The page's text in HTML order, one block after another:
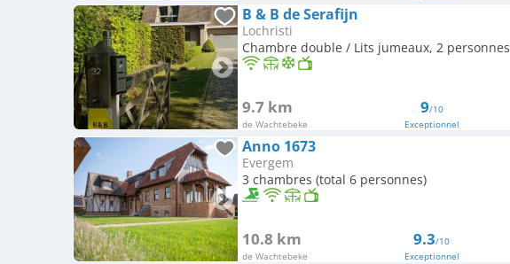
B & B de Serafijn
Lochristi
Chambre double / Lits jumeaux, 2 personnes
9.7 km
de Wachtebeke
9/10
Exceptionnel
Anno 1673
Evergem
3 chambres (total 6 personnes)
10.8 km
de Wachtebeke
9.3/10
Exceptionnel